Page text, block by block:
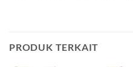
PRODUK TERKAIT